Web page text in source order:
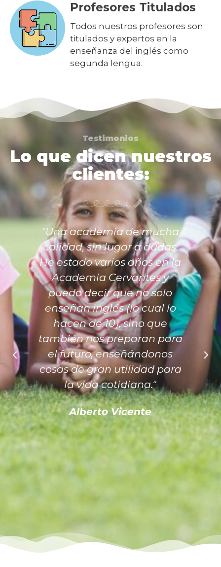
Profesores Titulados
Todos nuestros profesores son
titulados y expertos en la
enseñanza del inglés como
segunda lengua.
Testimonios
Lo que dicen nuestros
clientes:
"Una academia de mucha
calidad, sin lugar a dudas.
He estado varios años en la
Academia Cervantes y
puedo decir que no solo
enseñan inglés (lo cual lo
hacen de 10), sino que
también nos preparan para
el futuro, enseñándonos
cosas de gran utilidad para
la vida cotidiana."
Alberto Vicente